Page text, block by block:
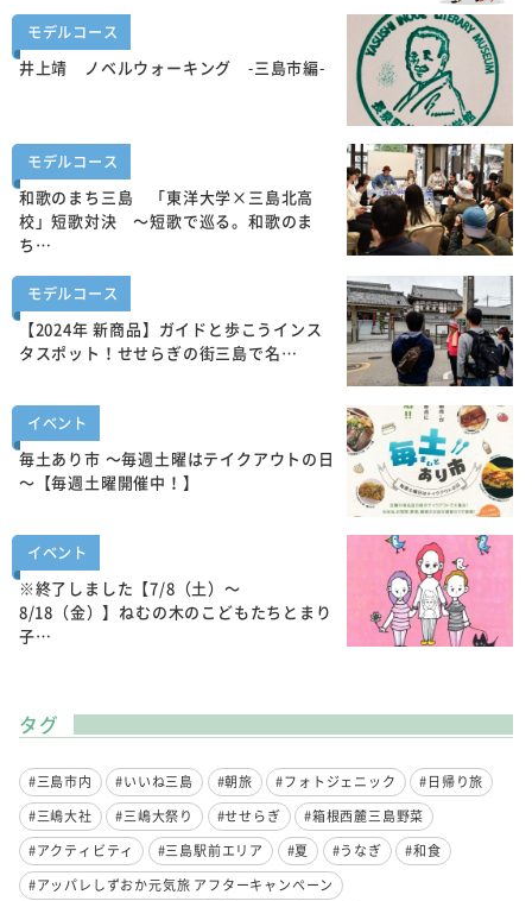
モデルコース
井上靖 ノベルウォーキング -三島市編-
モデルコース
和歌のまち三島 「東洋大学×三島北高
校」短歌対決 ～短歌で巡る。和歌のま
ち…
モデルコース
【2024年 新商品】ガイドと歩こうインス
タスポット！せせらぎの街三島で名…
イベント
毎土あり市 ～毎週土曜はテイクアウトの日
～【毎週土曜開催中！】
イベント
※終了しました【7/8（土）～
8/18（金）】ねむの木のこどもたちとまり
子…
タグ
#三島市内 #いいね三島 #朝旅 #フォトジェニック
#日帰り旅
#三嶋大社
#三嶋大祭り #せせらぎ
#箱根西麓三島野菜
#アクティビティ
#三島駅前エリア #夏 #うなぎ
#和食
#アッパレしずおか元気旅 アフターキャンペーン